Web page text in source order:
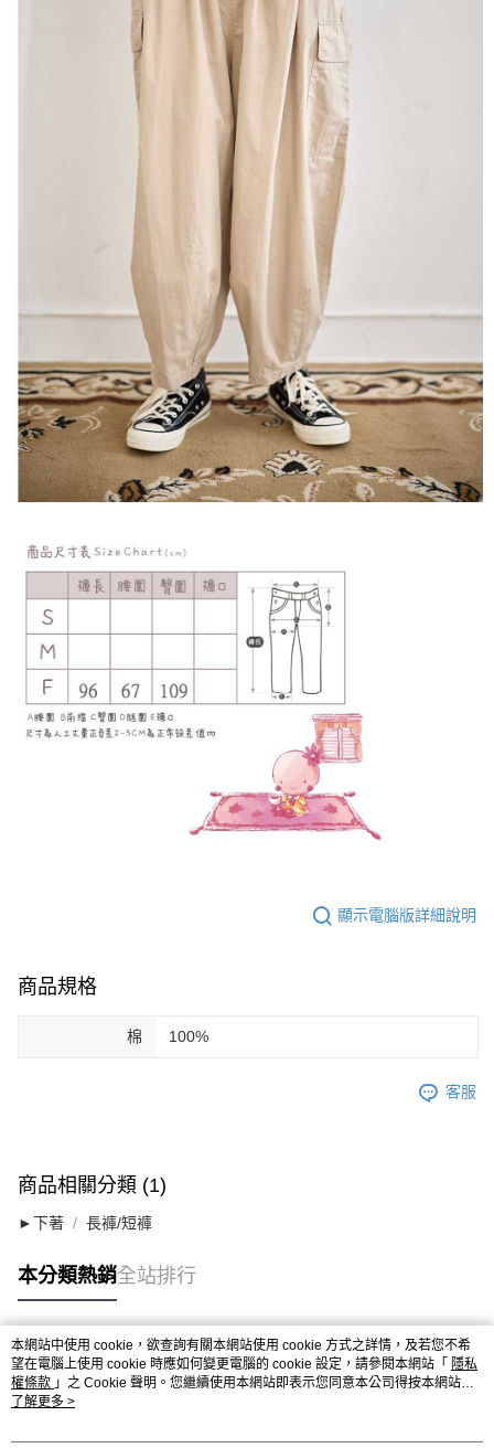
顯示電腦版詳細說明
商品規格
棉 100%
客服
商品相關分類 (1)
►下著 長褲/短褲
本分類熱銷全站排行
熱門標籤
本網站中使用 cookie，欲查詢有關本網站使用 cookie 方式之詳情，及若您不希
望在電腦上使用 cookie 時應如何變更電腦的 cookie 設定，請參閱本網站「 隱私
權條款 」之 Cookie 聲明。您繼續使用本網站即表示您同意本公司得按本網站使
用條款之 Cookie 聲明使用 cookie。
了解更多 >